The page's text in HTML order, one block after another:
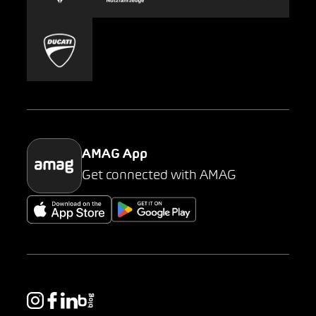
Carsharing
Mobility-as-a-Service
Parking
AMAG App
Get connected with AMAG